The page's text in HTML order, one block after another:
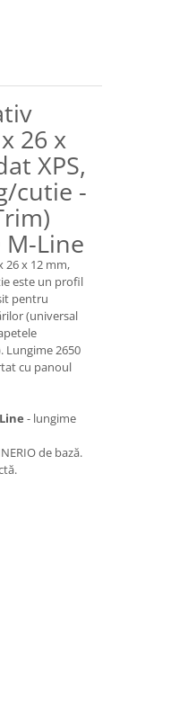
26 x
XPS,
cutie -
Line
26 x 12 mm,
este un profil
pentru
(universal
Lungime 2650
cu panoul
- lungime
de bază.